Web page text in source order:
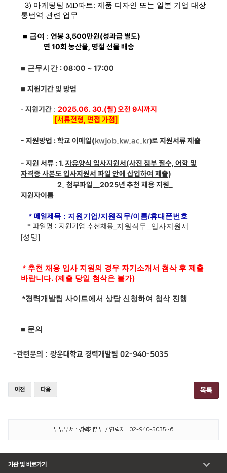
3) 마케팅팀 MD파트: 제품 디자인 또는 일본 기업 대상
통번역 관련 업무
■ 급여 :연봉 3,500만원(성과급 별도)
연 10회 농산물, 명절 선물 배송
■ 근무시간 : 08:00 ~ 17:00
■지원기간 및 방법
-지원기간 :2025.06. 30.(월) 오전 9시까지
[서류전형, 면접 가점]
- 지원방법 : 학교 이메일(kwjob.kw.ac.kr)​로 지원서류 제출
- 지원 서류 :1.자유양식 입사지원서(사진 첨부 필수, 어학 및
자격증 사본도 입사지원서 파일 안에 삽입하여 제출)
2.첨부파일__2025년 추천 채용 지원_
지원자이름
​*메일제목 : 지원기업/지원직무/이름/휴대폰번호
* 파일명 : 지원기업 추천채용 지원직무_입사지원서
[성명]
* 추천 채용 입사 지원의 경우 자기소개서 첨삭 후 제출
바랍니다. (제출 당일 첨삭은 불가)
*경력개발팀 사이트에서상담 신청하여 첨삭 진행
■ 문의
-관련문의 :광운대학교 경력개발팀02-940-5035
이전 다음 목록
담당부서 : 경력개발팀 / 연락처 : 02-940-5035~6
기관 및 바로가기